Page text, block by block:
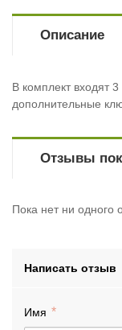
Описание
В комплект входят
дополнительные
Отзывы
Пока нет ни одного
Написать отзыв
Имя